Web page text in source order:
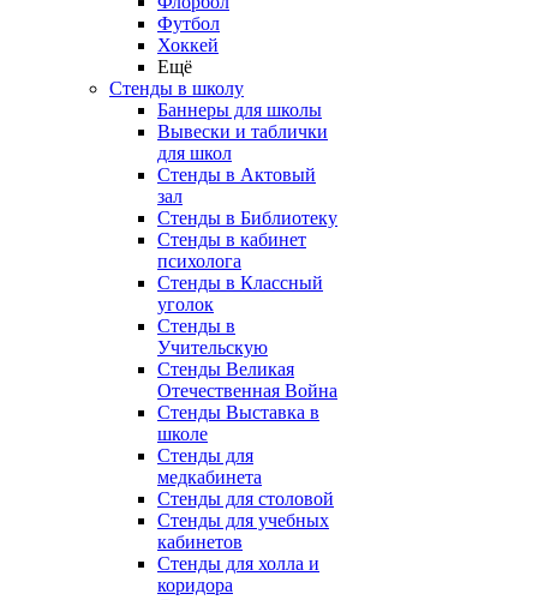
Футбол
Хоккей
Ещё
Стенды в школу
Баннеры для школы
Вывески и таблички
для школ
Стенды в Актовый
зал
Стенды в Библиотеку
Стенды в кабинет
психолога
Стенды в Классный
уголок
Стенды в
Учительскую
Стенды Великая
Отечественная Война
Стенды Выставка в
школе
Стенды для
медкабинета
Стенды для столовой
Стенды для учебных
кабинетов
Стенды для холла и
коридора